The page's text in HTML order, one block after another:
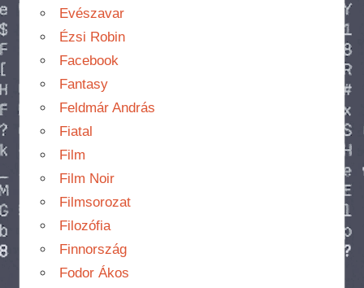
Evészavar
Ézsi Robin
Facebook
Fantasy
Feldmár András
Fiatal
Film
Film Noir
Filmsorozat
Filozófia
Finnország
Fodor Ákos